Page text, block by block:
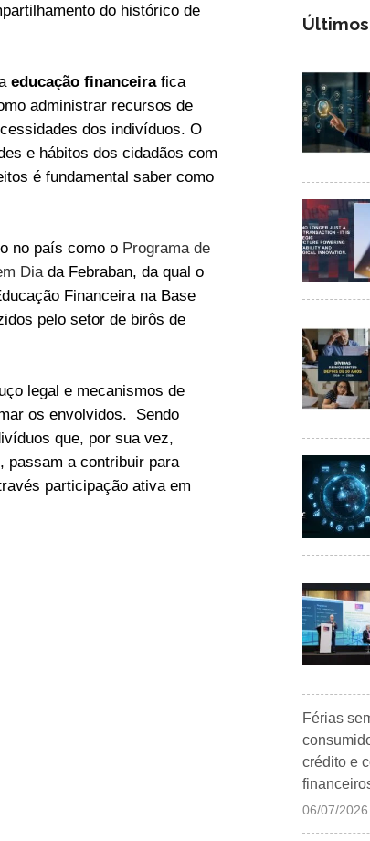
do histórico de
educação financeirafica
administrar recursos de
dos indivíduos. O
e hábitos dos cidadãos com
é fundamental saber como
no país como o Programa de
Diada Febraban, da qual o
Financeira na Base
pelo setor de birôs de
legal e mecanismos de
os envolvidos. Sendo
que, por sua vez,
passam a contribuir para
participação ativa em
Últimos
Férias
crédito e
06/07/2026